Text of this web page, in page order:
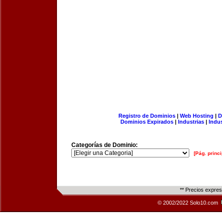
Registro de Dominios| Web Hosting |
Dominios Expirados | Industrias |
Categorías de Dominio:
[Pág.
** Precios
© 2002/2022 Solo10.com